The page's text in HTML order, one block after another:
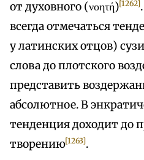
от духовного (νοητή)[1262]
всегда отмечаться
у латинских отцов)
слова до плотского
представить
абсолютное. В
тенденция доходит до
творению[1263].